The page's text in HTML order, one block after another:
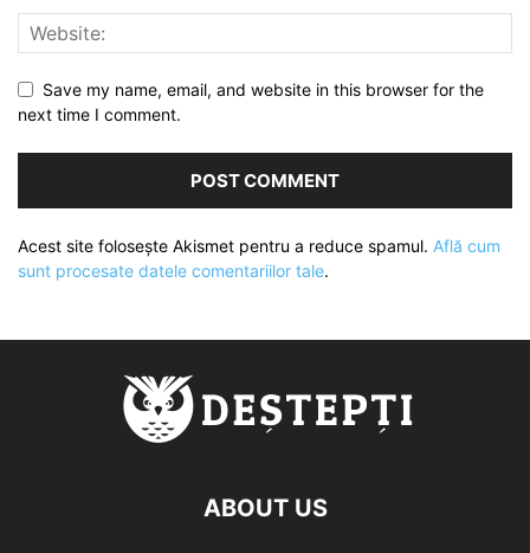
Save my name, email, and website in this browser for the
next time I comment.
Acest site folosește Akismet pentru a reduce spamul. Află cum
sunt procesate datele comentariilor tale.
ABOUT US